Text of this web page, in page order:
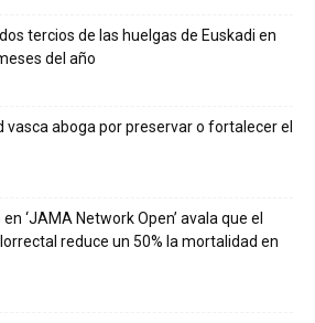
tercios de las huelgas de Euskadi en
del año
vasca aboga por preservar o fortalecer el
‘JAMA Network Open’ avala que el
reduce un 50% la mortalidad en